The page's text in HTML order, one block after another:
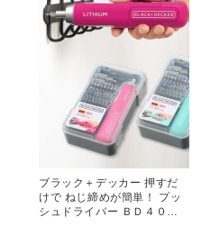
ブラック＋デッカー 押すだ
けで ねじ締めが簡単！ プッ
シュドライバー ＢＤ４０Ｋ